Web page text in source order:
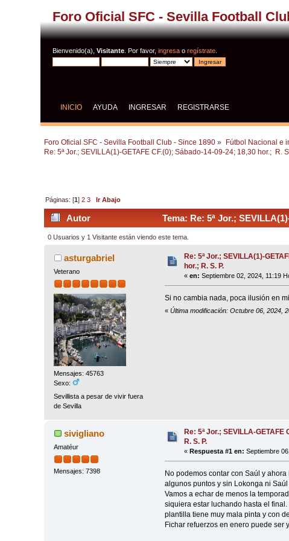
Foro Oficial SFC - Sevilla Football
Bienvenido(a),Visitante . Por favor,ingresa oregístrate
INICIO AYUDA INGRESAR REGISTRARSE
Foro Oficial SFC - Sevilla Football Club - Since 1890 » Fútbol Nacional e
Re: 5ª Jor.; SEVILLA(1)-GETAFE CF.(0); Sábado-14-09-24; 18,30 hor.;  R.
Páginas: [1]2 3 Ir Abajo
Autor Tema: Re: 5ª Jor.;
0 Usuarios y 1 Visitante están viendo este tema.
asturgabriel
Veterano
Mensajes: 45763
Sexo:
Sevillista a pesar de vivir fuera
de Sevilla
Re: 5ª Jor.; SEVILLA(1)-
hor.; R. S. P.
«en: Septiembre 02, 2024, 11:19
Si no cambia nada, poca ilusión en
« Última modificación: Octubre 06, 2024,
sivigliano
Amatéur
Mensajes: 7398
Re: 5ª Jor.; SEVILLA-
R. S. P.
«Respuesta #1 en: Septiembre
No podemos contar con Saúl y
algunos puntos y sin Lokonga ni
Vamos a echar de menos la
siquiera estar luchando hasta el
plantilla tiene muy mala pinta y con
Fichar refuerzos en enero puede ser